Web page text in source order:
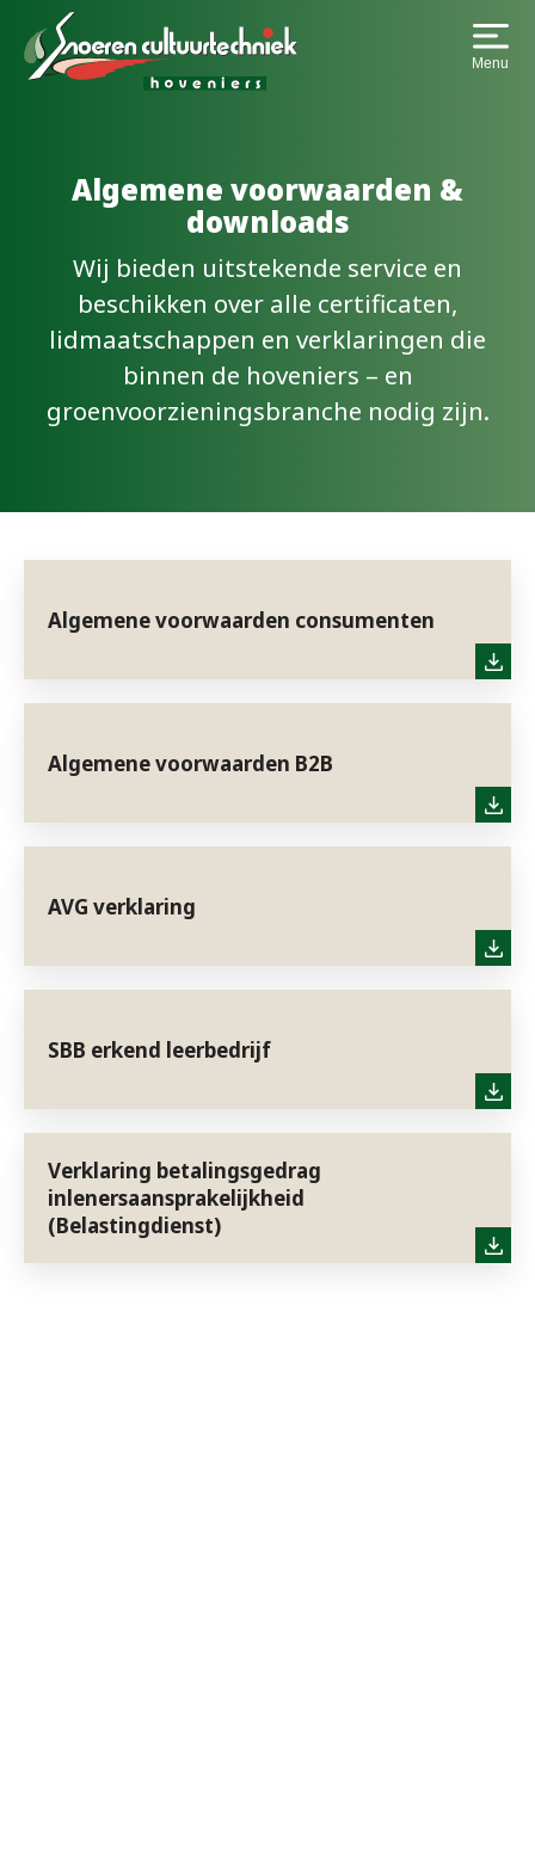
Menu
Algemene voorwaarden &
downloads
Wij bieden uitstekende service en
beschikken over alle certificaten,
lidmaatschappen en verklaringen die
binnen de hoveniers – en
groenvoorzieningsbranche nodig zijn.
Algemene voorwaarden consumenten
Algemene voorwaarden B2B
AVG verklaring
SBB erkend leerbedrijf
Verklaring betalingsgedrag
inlenersaansprakelijkheid
(Belastingdienst)